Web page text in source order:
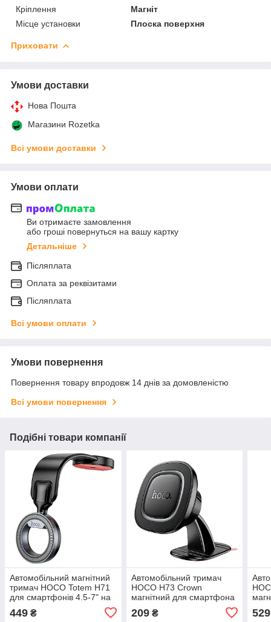
Кріплення
Магніт
Місце установки
Плоска поверхня
Приховати
Умови доставки
Нова Пошта
Магазини Rozetka
Всі умови доставки
Умови оплати
Ви отримаєте замовлення
або гроші повернуться на вашу картку
Детальніше
Післяплата
Оплата за реквізитами
Післяплата
Всі умови оплати
Умови повернення
Повернення товару впродовж 14 днів за домовленістю
Всі умови повернення
Подібні товари компанії
Автомобільний магнітний
тримач HOCO Totem H71
для смартфонів 4.5-7" на
449 ₴
Автомобільний тримач
HOCO H73 Crown
магнітний для смартфона
консоль
209₴ 529